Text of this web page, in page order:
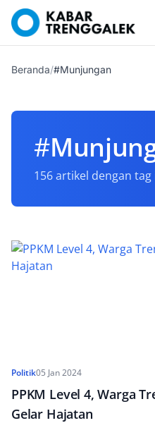
Beranda/#Munjungan
#
156 artikel dengan tag
Politik05 Jan 2024
PPKM Level 4, Warga
Gelar Hajatan